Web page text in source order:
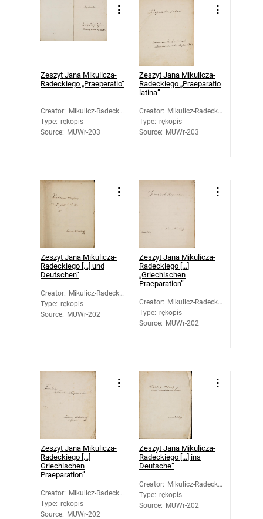
Zeszyt Jana Mikulicza-
Radeckiego „Praeperatio”
Creator: Mikulicz-Radecki,
Jan
Type: rękopis
Source: MUWr-203
Zeszyt Jana Mikulicza-
Radeckiego „Praeparatio
latina”
Creator: Mikulicz-Radecki,
Jan
Type: rękopis
Source: MUWr-203
Zeszyt Jana Mikulicza-
Radeckiego [...] und
Deutschen”
Creator: Mikulicz-Radecki,
Jan
Type: rękopis
Source: MUWr-202
Zeszyt Jana Mikulicza-
Radeckiego [...]
„Griechischen
Praeparation”
Creator: Mikulicz-Radecki,
Jan
Type: rękopis
Source: MUWr-202
Zeszyt Jana Mikulicza-
Radeckiego [...]
Griechischen
Praeparation”
Creator: Mikulicz-Radecki,
Jan
Type: rękopis
Source: MUWr-202
Zeszyt Jana Mikulicza-
Radeckiego [...] ins
Deutsche”
Creator: Mikulicz-Radecki,
Jan
Type: rękopis
Source: MUWr-202